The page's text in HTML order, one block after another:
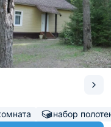
набор